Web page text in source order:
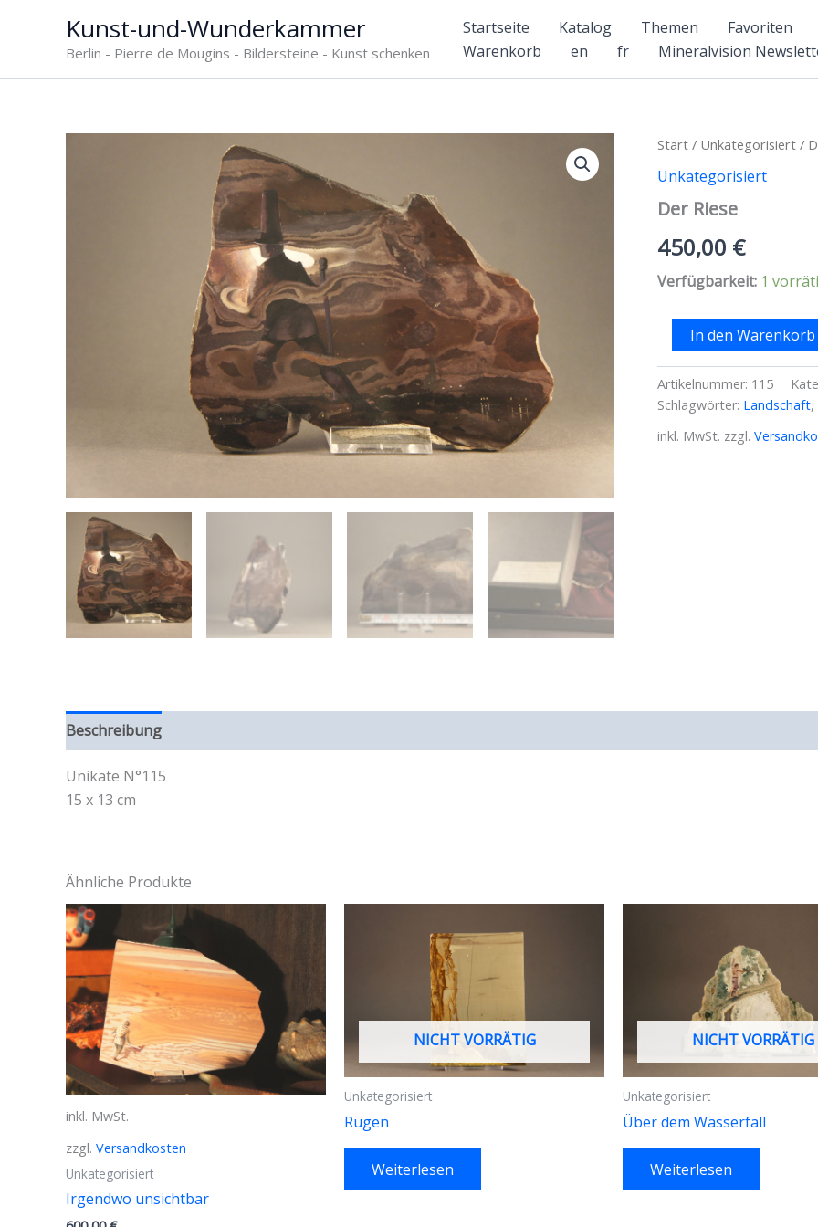
Kunst-und-Wunderkammer
Berlin - Pierre de Mougins - Bildersteine - Kunst schenken
Startseite Katalog Themen
Favoriten
Warenkorb
en fr Mineralvision
Start / Unkategorisiert /
Unkategorisiert
Der Riese
450,00 €
Verfügbarkeit: 1
Menge
In den Warenkorb
Artikelnummer: 115
Schlagwörter: Landschaft,
inkl. MwSt. zzgl.
Beschreibung
Unikate N°115
15 x 13 cm
Ähnliche Produkte
inkl. MwSt.
zzgl. Versandkosten
Unkategorisiert
Irgendwo unsichtbar
NICHT VORRÄTIG
Unkategorisiert
Rügen
Weiterlesen
NICHT VORRÄTIG
Unkategorisiert
Über dem Wasserfall
Weiterlesen